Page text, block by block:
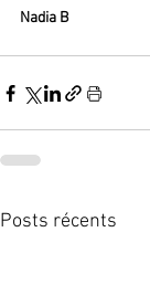
Nadia B
Posts récents